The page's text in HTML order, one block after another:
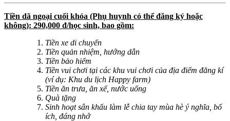
Tiền dã ngoại cuối khóa (Phụ huynh có thể đăng ký hoặc
không): 290,000 đ/học sinh, bao gồm:
Tiền xe di chuyển
Tiền quản nhiệm, hướng dẫn
Tiền bảo hiểm
Tiền vui chơi tại các khu vui chơi của địa điểm đăng kí
(ví dụ: Khu du lịch Happy farm)
Tiền ăn trưa, ăn xế, nước uống
Quà tặng
Sinh hoạt sân khấu làm lễ chia tay mùa hè ý nghĩa, bổ
ích, đáng nhớ